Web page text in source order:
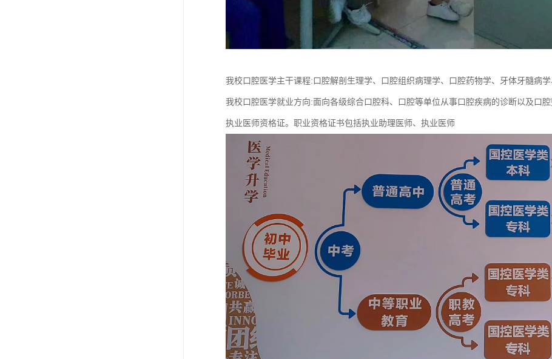
我校口腔医学主干课程:口腔解剖生理学、口腔组织病理学、口腔药物学、牙体牙髓病
我校口腔医学就业方向:面向各级综合口腔科、口腔等单位从事口腔疾病的诊断以及口
执业医师资格证。职业资格证书包括执业助理医师、执业医师